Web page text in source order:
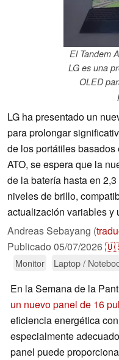
El Tandem
LG es una
OLED
LG ha presentado un
para prolongar
de los portátiles
ATO, se espera que la
de la batería hasta en
niveles de brillo,
actualización variables y
Andreas Sebayang (
Publicado 05/07/2026
Monitor Laptop /
En la Semana de la
un nuevo panel de 16
eficiencia energética
especialmente
panel puede